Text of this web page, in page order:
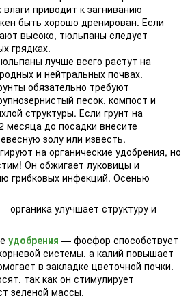
приводит к загниванию
быть хорошо дренирован. Если
высоко, тюльпаны следует
грядках.
лучше всего растут на
и нейтральных почвах.
обязательно требуют
песок, компост и
структуры. Если грунт на
месяца до посадки внесите
золу или известь.
на органические удобрения, но
Он обжигает луковицы и
грибковых инфекций. Осенью
органика улучшает структуру и
удобрения — фосфор способствует
системы, а калий повышает
в закладке цветочной почки.
так как он стимулирует
зеленой массы.